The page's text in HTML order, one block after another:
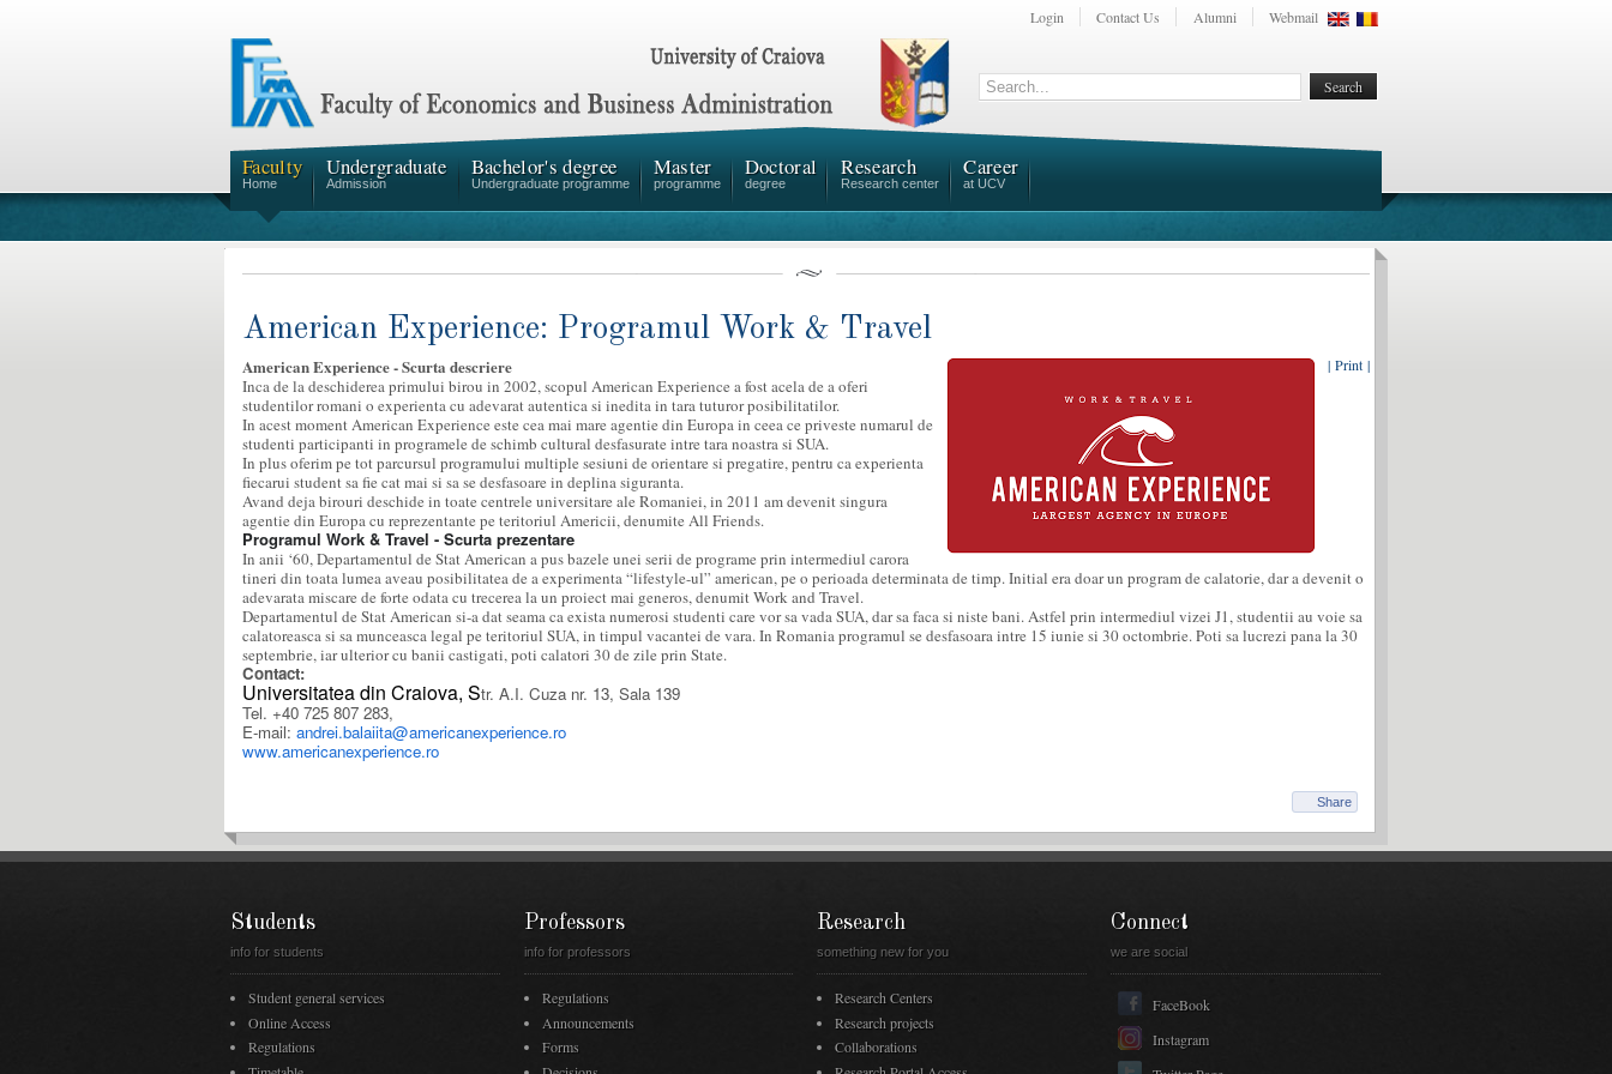
Login Contact Us Alumni Webmail
Faculty
Home
Undergraduate
Admission
Bachelor's degree
Undergraduate programme
Master
programme
Doctoral
degree
Research
Research center
Career
at UCV
American Experience: Programul Work & Travel
| Print |
American Experience - Scurta descriere
Inca de la deschiderea primului birou in 2002, scopul American Experience a fost acela de a oferi
studentilor romani o experienta cu adevarat autentica si inedita in tara tuturor posibilitatilor.
In acest moment American Experience este cea mai mare agentie din Europa in ceea ce priveste numarul de
studenti participanti in programele de schimb cultural desfasurate intre tara noastra si SUA.
In plus oferim pe tot parcursul programului multiple sesiuni de orientare si pregatire, pentru ca experienta
fiecarui student sa fie cat mai si sa se desfasoare in deplina siguranta.
Avand deja birouri deschide in toate centrele universitare ale Romaniei, in 2011 am devenit singura
agentie din Europa cu reprezentante pe teritoriul Americii, denumite All Friends.
Programul Work & Travel - Scurta prezentare
In anii ‘60, Departamentul de Stat American a pus bazele unei serii de programe prin intermediul carora
tineri din toata lumea aveau posibilitatea de a experimenta “lifestyle-ul” american, pe o perioada determinata de timp. Initial era doar un program de calatorie, dar a devenit o
adevarata miscare de forte odata cu trecerea la un proiect mai generos, denumit Work and Travel.
Departamentul de Stat American si-a dat seama ca exista numerosi studenti care vor sa vada SUA, dar sa faca si niste bani. Astfel prin intermediul vizei J1, studentii au voie sa
calatoreasca si sa munceasca legal pe teritoriul SUA, in timpul vacantei de vara. In Romania programul se desfasoara intre 15 iunie si 30 octombrie. Poti sa lucrezi pana la 30
septembrie, iar ulterior cu banii castigati, poti calatori 30 de zile prin State.
Contact:
Universitatea din Craiova, Str. A.I. Cuza nr. 13, Sala 139
Tel. +40 725 807 283,
E-mail: andrei.balaiita@americanexperience.ro
www.americanexperience.ro
Share
Students
info for students
Student general services
Online Access
Regulations
Professors
info for professors
Regulations
Announcements
Forms
Research
something new for you
Research Centers
Research projects
Collaborations
Connect
we are social
FaceBook
Instagram